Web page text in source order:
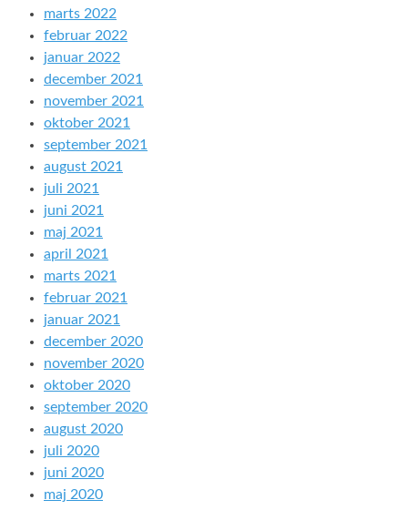
marts 2022
februar 2022
januar 2022
december 2021
november 2021
oktober 2021
september 2021
august 2021
juli 2021
juni 2021
maj 2021
april 2021
marts 2021
februar 2021
januar 2021
december 2020
november 2020
oktober 2020
september 2020
august 2020
juli 2020
juni 2020
maj 2020